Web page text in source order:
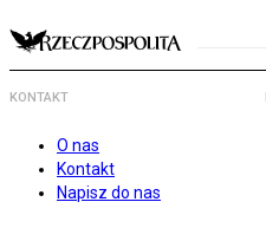
KONTAKT
O nas
Kontakt
Napisz do nas